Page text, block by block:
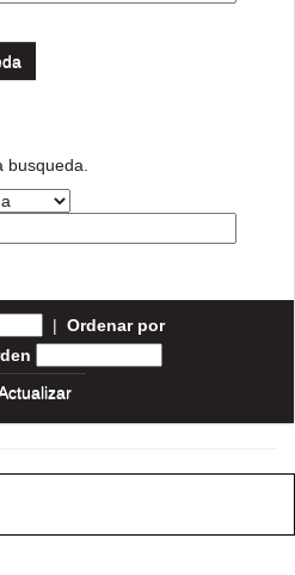
busqueda.
| Ordenar por